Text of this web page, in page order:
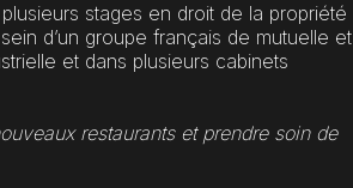
stages en droit de la propriété
d’un groupe français de mutuelle et
et dans plusieurs cabinets
restaurants et prendre soin de